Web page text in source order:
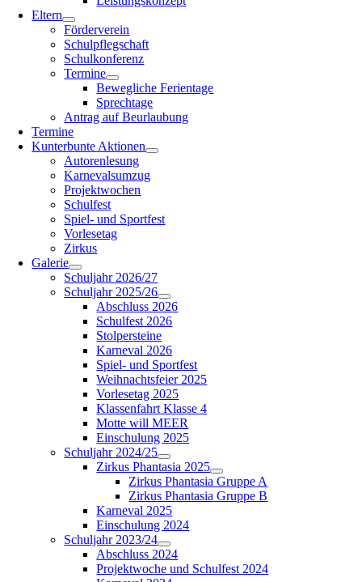
Eltern
Förderverein
Schulpflegschaft
Schulkonferenz
Termine
Bewegliche Ferientage
Sprechtage
Antrag auf Beurlaubung
Termine
Kunterbunte Aktionen
Autorenlesung
Karnevalsumzug
Projektwochen
Schulfest
Spiel- und Sportfest
Vorlesetag
Zirkus
Galerie
Schuljahr 2026/27
Schuljahr 2025/26
Abschluss 2026
Schulfest 2026
Stolpersteine
Karneval 2026
Spiel- und Sportfest
Weihnachtsfeier 2025
Vorlesetag 2025
Klassenfahrt Klasse 4
Motte will MEER
Einschulung 2025
Schuljahr 2024/25
Zirkus Phantasia 2025
Zirkus Phantasia Gruppe A
Zirkus Phantasia Gruppe B
Karneval 2025
Einschulung 2024
Schuljahr 2023/24
Abschluss 2024
Projektwoche und Schulfest 2024